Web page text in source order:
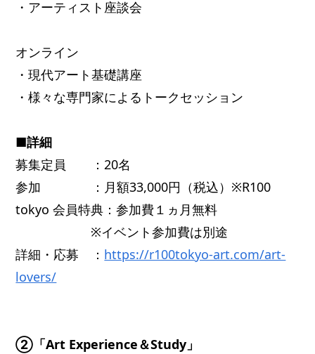
・アーティスト座談会
オンライン
・現代アート基礎講座
・様々な専門家によるトークセッション
■詳細
募集定員 ：20名
参加 ：月額33,000円（税込）※R100
tokyo 会員特典：参加費１ヵ月無料
※イベント参加費は別途
詳細・応募 ： https://r100tokyo-art.com/art-
lovers/
②「Art Experience＆Study」